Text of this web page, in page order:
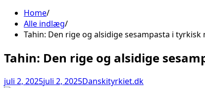
Home
Alle indlæg
Tahin: Den rige og alsidige sesampasta i
Tahin: Den rige og alsidige
juli 2, 2025juli 2, 2025Danskityrkiet.dk